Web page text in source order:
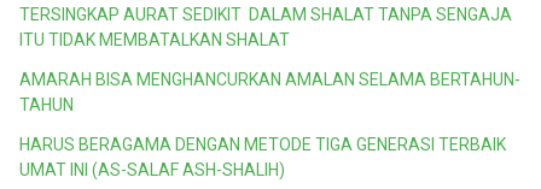
TERSINGKAP AURAT SEDIKIT DALAM SHALAT TANPA SENGAJA
ITU TIDAK MEMBATALKAN SHALAT
AMARAH BISA MENGHANCURKAN AMALAN SELAMA BERTAHUN-
TAHUN
HARUS BERAGAMA DENGAN METODE TIGA GENERASI TERBAIK
UMAT INI (AS-SALAF ASH-SHALIH)